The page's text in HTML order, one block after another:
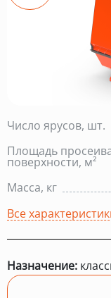
Число ярусов, шт.
Площадь
поверхности, м²
Масса, кг
Все
Назначение: